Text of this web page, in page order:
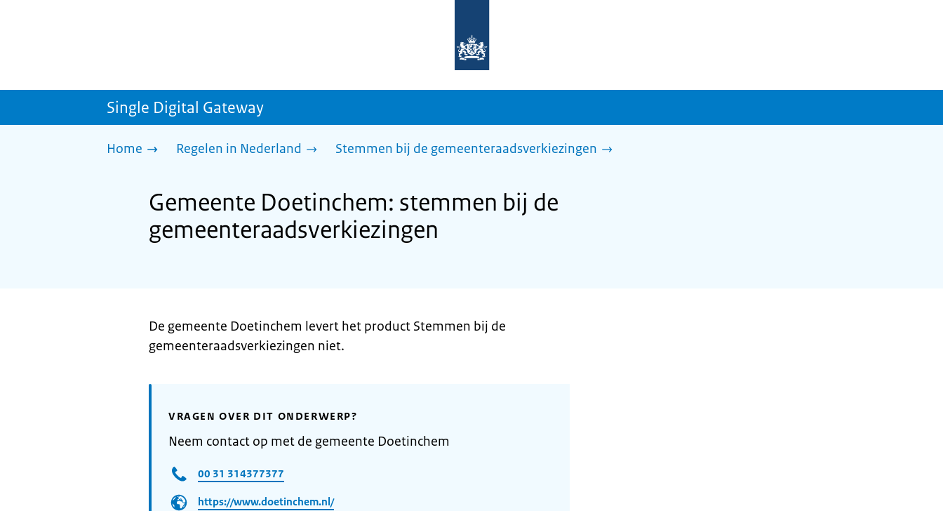
homepage
sdg.rijksoverheid.nl
Single Digital Gateway
Home Regelen in Nederland Stemmen bij de gemeenteraadsverkiezingen
Gemeente Doetinchem: stemmen bij de
gemeenteraadsverkiezingen
De gemeente Doetinchem levert het product Stemmen bij de
gemeenteraadsverkiezingen niet.
VRAGEN OVER DIT ONDERWERP?
Neem contact op met de gemeente Doetinchem
00 31 314377377
https://www.doetinchem.nl/